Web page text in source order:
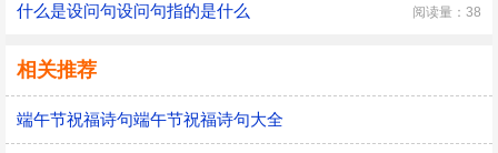
什么是设问句设问句指的是什么 阅读量：38
相关推荐
端午节祝福诗句端午节祝福诗句大全